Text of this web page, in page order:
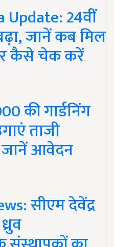
Update: 24वीं
जानें कब मिल
कैसे चेक करें
की गार्डनिंग
ताजी
जानें आवेदन
सीएम देवेंद्र